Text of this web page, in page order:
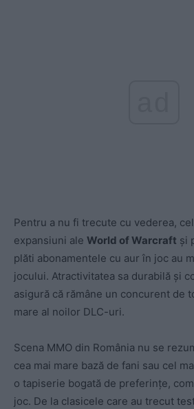
Pentru a nu fi trecute cu vederea,
expansiuni ale World of Warcraft și
plăti abonamentele cu aur în joc au
jocului. Atractivitatea sa durabilă și
asigură că rămâne un concurent de
mare al noilor DLC-uri.
Scena MMO din România nu se
cea mai mare bază de fani sau cel
o tapiserie bogată de preferințe,
joc. De la clasicele care au trecut